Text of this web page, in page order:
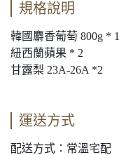
規格說明
韓國麝香葡萄 800g * 1
紐西蘭蘋果 * 2
甘露梨 23A-26A *2
運送方式
配送方式：常溫宅配